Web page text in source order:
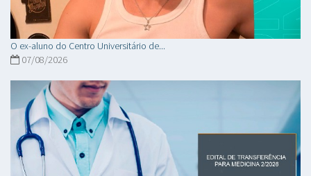
O ex-aluno do Centro Universitário de...
07/08/2026